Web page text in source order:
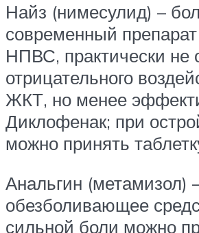
Найз (нимесулид) –
современный
НПВС, практически не
отрицательного
ЖКТ, но менее
Диклофенак; при
можно принять
Анальгин (метамизол)
обезболивающее
сильной боли можно